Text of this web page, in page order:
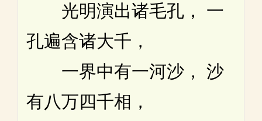
光明演出诸毛孔， 一
孔遍含诸大千，
一界中有一河沙， 沙
有八万四千相，